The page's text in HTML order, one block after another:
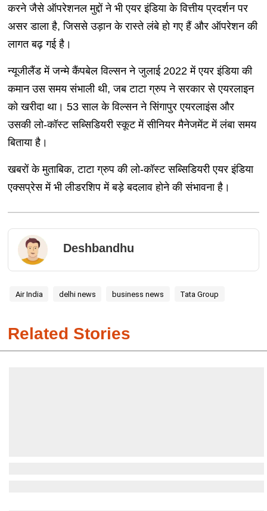
करने जैसे ऑपरेशनल मुद्दों ने भी एयर इंडिया के वित्तीय प्रदर्शन पर
असर डाला है, जिससे उड़ान के रास्ते लंबे हो गए हैं और ऑपरेशन की
लागत बढ़ गई है।
न्यूजीलैंड में जन्मे कैंपबेल विल्सन ने जुलाई 2022 में एयर इंडिया की
कमान उस समय संभाली थी, जब टाटा ग्रुप ने सरकार से एयरलाइन
को खरीदा था। 53 साल के विल्सन ने सिंगापुर एयरलाइंस और
उसकी लो-कॉस्ट सब्सिडियरी स्कूट में सीनियर मैनेजमेंट में लंबा समय
बिताया है।
खबरों के मुताबिक, टाटा ग्रुप की लो-कॉस्ट सब्सिडियरी एयर इंडिया
एक्सप्रेस में भी लीडरशिप में बड़े बदलाव होने की संभावना है।
Deshbandhu
Air India delhi news business news Tata Group
Related Stories